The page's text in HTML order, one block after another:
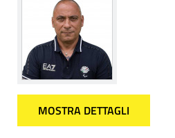
MOSTRA DETTAGLI